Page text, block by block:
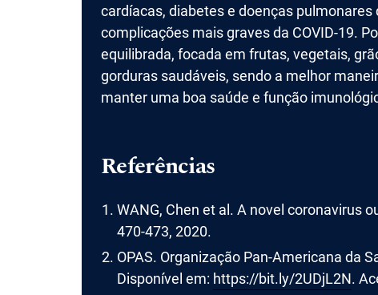
cardíacas, diabetes e doenças
complicações mais graves da COVID-19.
equilibrada, focada em frutas, vegetais,
gorduras saudáveis, sendo a melhor
manter uma boa saúde e função
Referências
WANG, Chen et al. A novel coronavirus
470-473, 2020.
OPAS. Organização Pan-Americana da
Disponível em: https://bit.ly/2UDjL2N.